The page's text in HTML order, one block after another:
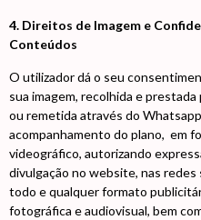
4. Direitos de Imagem e
Conteúdos
O utilizador dá o seu
sua imagem, recolhida e
ou remetida através do
acompanhamento do plano, em
videográfico, autorizando
divulgação no website, nas redes
todo e qualquer formato
fotográfica e audiovisual, bem